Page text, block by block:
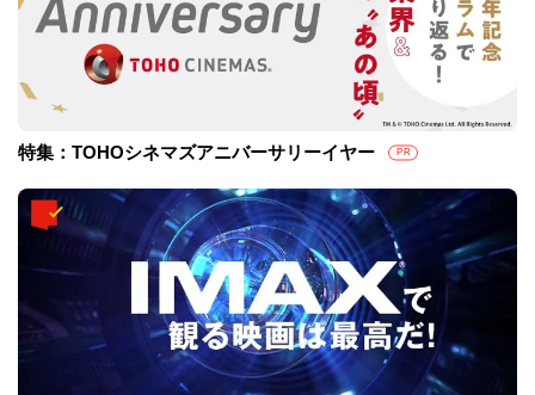
特集：TOHOシネマズアニバーサリーイヤー PR